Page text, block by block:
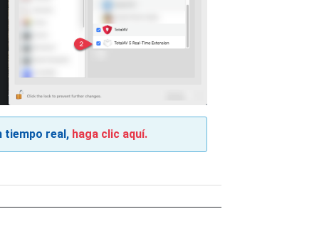
tiempo real, haga clic aquí.